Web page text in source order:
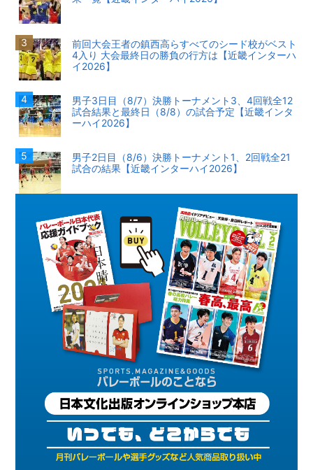
前回大会王者の鎮西高らすべてのシード校がベスト
4入り 大会最終日の勝負の行方は【近畿インターハ
イ2026】
男子3日目（8/7）決勝トーナメント3、4回戦全12
試合結果と最終日（8/8）の試合予定【近畿インタ
ーハイ2026】
男子2日目（8/6）決勝トーナメント1、2回戦全21
試合の結果【近畿インターハイ2026】